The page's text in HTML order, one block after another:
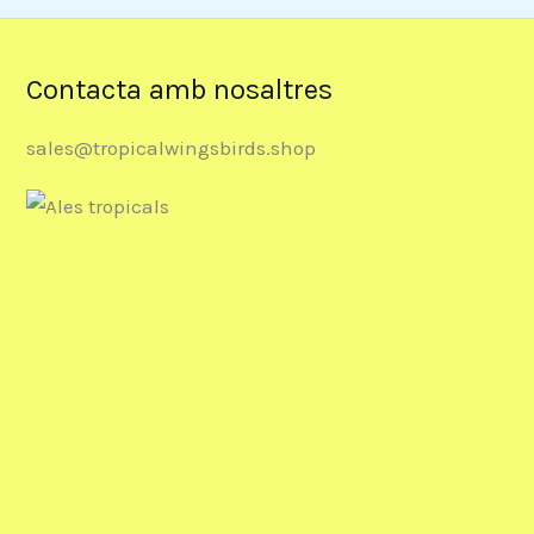
Contacta amb nosaltres
sales@tropicalwingsbirds.shop